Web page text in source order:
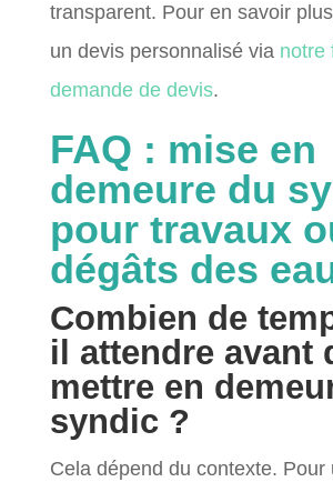
transparent. Pour en savoir
un devis personnalisé via notre
demande de devis.
FAQ : mise en
demeure du
pour travaux
dégâts des
Combien de
il attendre avant
mettre en
syndic ?
Cela dépend du contexte. Pour